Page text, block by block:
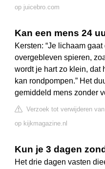
op juicebro.com
Kan een mens 24
Kersten: “Je lichaam
overgebleven spieren,
wordt je hart zo klein, dat
kan rondpompen.” Het
gemiddeld mens zonder
Verzoek tot verwijderen
op kijkmagazine.nl
Kun je 3 dagen
Het drie dagen vasten